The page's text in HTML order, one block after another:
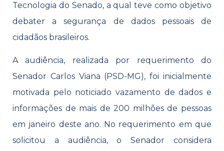
Tecnologia do Senado, a qual teve como objetivo
debater a segurança de dados pessoais de
cidadãos brasileiros.
A audiência, realizada por requerimento do
Senador Carlos Viana (PSD-MG), foi inicialmente
motivada pelo noticiado vazamento de dados e
informações de mais de 200 milhões de pessoas
em janeiro deste ano. No requerimento em que
solicitou a audiência, o Senador considera